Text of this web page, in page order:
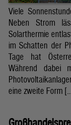
Viele
Neben Strom
Solarthermie
im Schatten der
Tage hat
Während dabei
eine zweite Form